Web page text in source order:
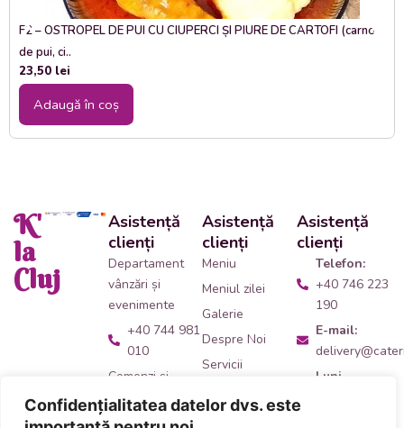
Confidențialitatea datelor dvs. este
F2 – OSTROPEL DE PUI CU CIUPERCI ȘI PIURE DE CARTOFI (carne
de pui, ci..
23,50 lei
Adaugă în coș
K'
la
Cluj
Asistență
clienți
Departament
vânzări și
evenimente
+40 744 981
010
Comenzi și
livrări catering
+40 746 223
Asistență
clienți
Meniu
Meniul zilei
Galerie
Despre Noi
Servicii
Asistență
clienți
Telefon:
+40 746 223
190
E-mail:
Luni -